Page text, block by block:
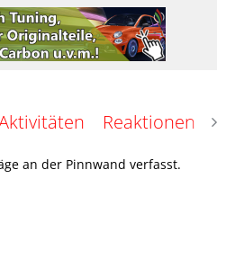
Reaktionen
an der Pinnwand verfasst.